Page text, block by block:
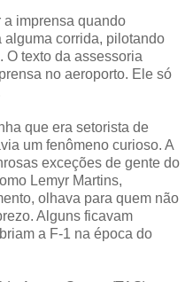
a imprensa quando
alguma corrida, pilotando
O texto da assessoria
no aeroporto. Ele só
que era setorista de
um fenômeno curioso. A
exceções de gente do
Lemyr Martins,
olhava para quem não
Alguns ficavam
a F-1 na época do